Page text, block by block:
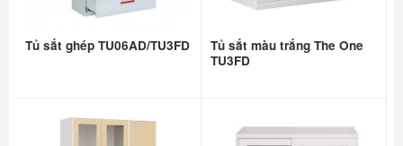
Tủ sắt ghép TU06AD/TU3FD
Tủ sắt màu trắng The One
TU3FD